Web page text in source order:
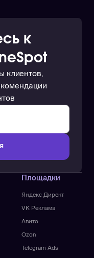
к
клиентов,
Яндекс Директ
VK Реклама
Площадки
Авито
Ozon
Telegram Ads